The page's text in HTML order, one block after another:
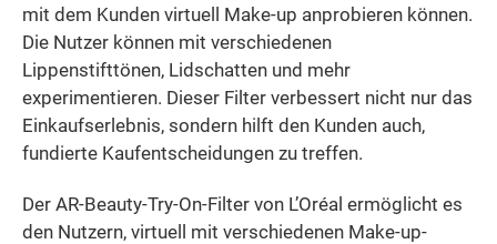
mit dem Kunden virtuell Make-up anprobieren können.
Die Nutzer können mit verschiedenen
Lippenstifttönen, Lidschatten und mehr
experimentieren. Dieser Filter verbessert nicht nur das
Einkaufserlebnis, sondern hilft den Kunden auch,
fundierte Kaufentscheidungen zu treffen.
Der AR-Beauty-Try-On-Filter von L’Oréal ermöglicht es
den Nutzern, virtuell mit verschiedenen Make-up-